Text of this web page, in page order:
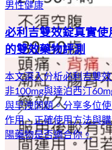
男性健康
必利吉雙效錠真實
的雙效藥物評測
本文深入分析必利吉雙
非100mg與達泊西汀
與早洩問題。分享多位
作用、正確使用方法與
陽藥物是否適合你。